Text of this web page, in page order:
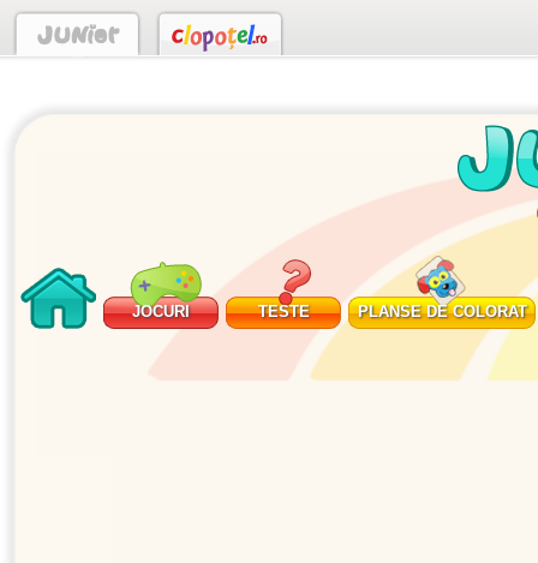
JOCURI TESTE PLANSE DE COLORAT